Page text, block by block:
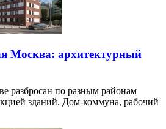
Москва: архитектурный
разбросан по разным районам
зданий. Дом-коммуна, рабочий